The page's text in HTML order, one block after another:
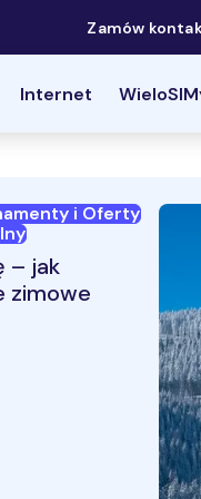
Zamów
Internet
i Oferty
– jak
zimowe